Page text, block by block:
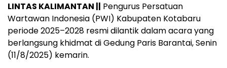
LINTAS KALIMANTAN || Pengurus Persatuan
Wartawan Indonesia (PWI) Kabupaten Kotabaru
periode 2025–2028 resmi dilantik dalam acara yang
berlangsung khidmat di Gedung Paris Barantai, Senin
(11/8/2025) kemarin.